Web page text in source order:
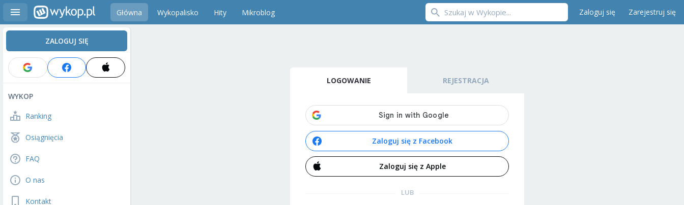
Główna Wykopalisko Hity Mikroblog Zaloguj się Zarejestruj się
ZALOGUJ SIĘ
WYKOP
Ranking
Osiągnięcia
FAQ
O nas
Kontakt
LOGOWANIE REJESTRACJA
Zaloguj się z Facebook
Zaloguj się z Apple
LUB